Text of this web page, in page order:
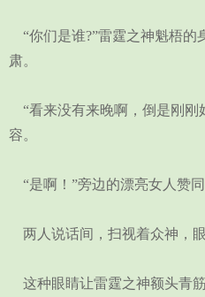
“你们是谁?”雷霆之神魁梧的
肃。
“看来没有来晚啊，倒是刚刚
容。
“是啊！”旁边的漂亮女人赞同
两人说话间，扫视着众神，
这种眼睛让雷霆之神额头青